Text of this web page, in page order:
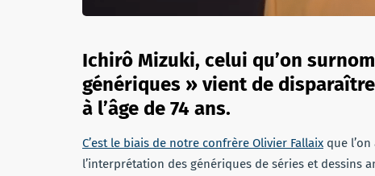
Ichirô Mizuki, celui qu’on
génériques » vient de
à l’âge de 74 ans.
C’est le biais de notre confrère Olivier Fallaix que
l’interprétation des génériques de séries et dessins